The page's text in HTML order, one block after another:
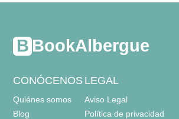
- cama litera para 2 personas = 2
Calefacción,
armario,
BookAlbergue
CONÓCENOS
Quiénes somos
Blog
LEGAL
Aviso Legal
Política de privacidad